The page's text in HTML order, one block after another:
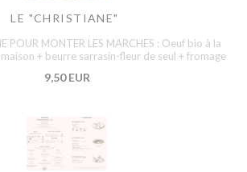
LE "CHRISTIANE"
POUR MONTER LES MARCHES : Oeuf bio à la
+ beurre sarrasin-fleur de seul + fromage
9,50 EUR